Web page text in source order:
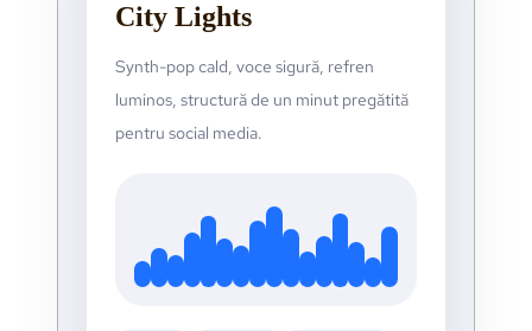
City Lights
Synth-pop cald, voce sigură, refren
luminos, structură de un minut pregătită
pentru social media.